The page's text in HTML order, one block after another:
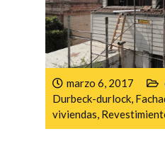
marzo 6, 2017
Durbeck-durlock
viviendas